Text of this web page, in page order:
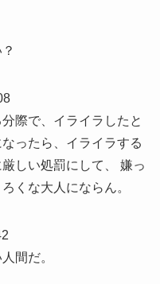
際で、イライラしたと
ったら、イライラする
しい処罰にして、 嫌っ
くな大人にならん。
間だ。